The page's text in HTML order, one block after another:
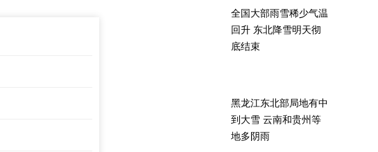
全国大部雨雪稀少气温
回升 东北降雪明天彻
底结束
黑龙江东北部局地有中
到大雪 云南和贵州等
地多阴雨